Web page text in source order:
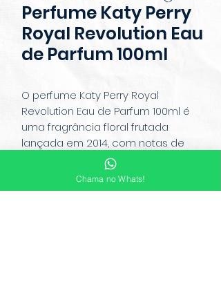
Perfume Katy Perry
Royal Revolution Eau
de Parfum 100ml
O perfume Katy Perry Royal
Revolution Eau de Parfum 100ml é
uma fragrância floral frutada
lançada em 2014, com notas de
romã, frésia rosa, jasmim, baunilha e
almíscar. Seu frasco azul, inspirado
em uma safira real, e a tampa em
Chama no Whats!